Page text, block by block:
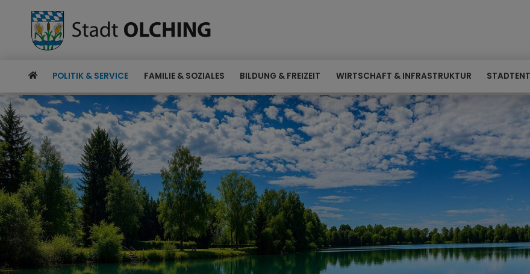
POLITIK & SERVICE FAMILIE & SOZIALES BILDUNG & FREIZEIT WIRTSCHAFT & INFRASTRUKTUR